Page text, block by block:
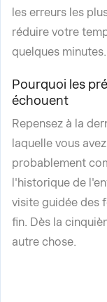
les erreurs les
réduire votre
quelques minutes.
Pourquoi les
échouent
Repensez à la
laquelle vous
probablement
l'historique de
visite guidée des
fin. Dès la
autre chose.